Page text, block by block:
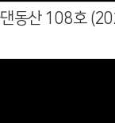
동산 108호